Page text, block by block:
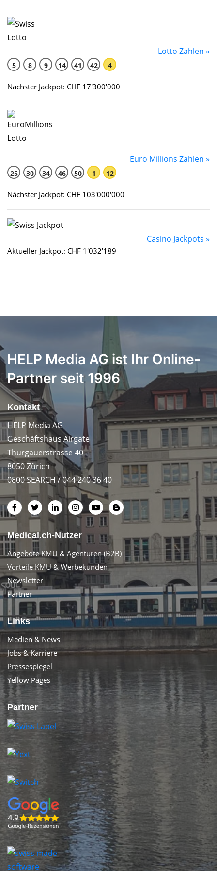
Lotto Zahlen »
5 8 9 14 41 42 4
Nächster Jackpot: CHF 17'300'000
Euro Millions Zahlen »
25 30 34 46 50 1 12
Nächster Jackpot: CHF 103'000'000
Casino Jackpots »
Aktueller Jackpot: CHF 1'032'189
HELP Media AG ist Ihr Online-
Partner seit 1996
Kontakt
HELP Media AG
Geschäftshaus Airgate
Thurgauerstrasse 40
8050 Zürich
0800 SEARCH / 044 240 36 40
Medical.ch-Nutzer
Angebote KMU & Agenturen (B2B)
Vorteile KMU & Werbekunden
Newsletter
Partner
Links
Medien & News
Jobs & Karriere
Pressespiegel
Yellow Pages
Partner